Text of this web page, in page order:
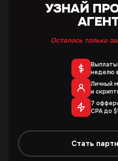
УЗНАЙ
Осталось только
неделю
Личный
и
7
CPA до
Стать